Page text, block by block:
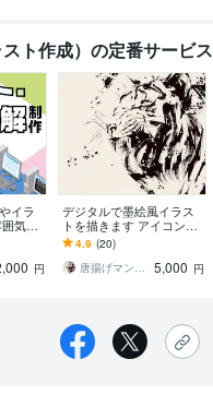
ト作成）の定番サービス
イラ
気と
解や
！
円
デジタルで墨絵風イラス
トを描きます アイコンや
壁紙 パッケージ タトゥー
などにお困りの方へ
4.9 (20)
唐揚げマンボウ
5,000 円